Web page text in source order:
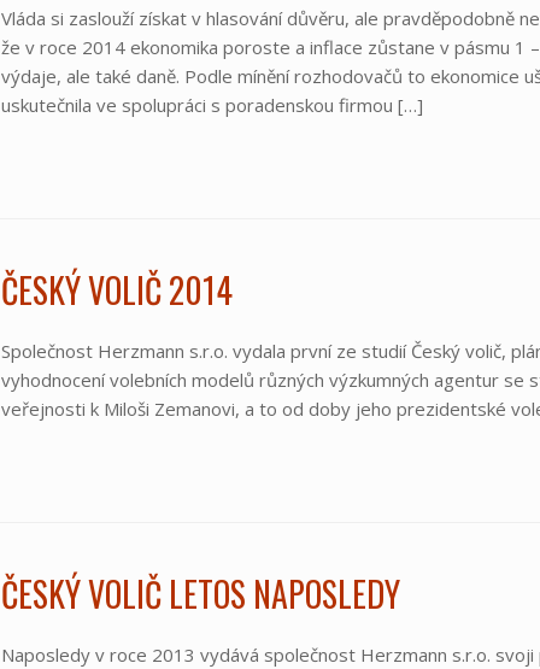
Vláda si zaslouží získat v hlasování důvěru, ale pravděpodobně
že v roce 2014 ekonomika poroste a inflace zůstane v pásmu 1
výdaje, ale také daně. Podle mínění rozhodovačů to ekonomice
uskutečnila ve spolupráci s poradenskou firmou […]
ČESKÝ VOLIČ 2014
Společnost Herzmann s.r.o. vydala první ze studií Český volič,
vyhodnocení volebních modelů různých výzkumných agentur
veřejnosti k Miloši Zemanovi, a to od doby jeho prezidentské
ČESKÝ VOLIČ LETOS NAPOSLEDY
Naposledy v roce 2013 vydává společnost Herzmann s.r.o.